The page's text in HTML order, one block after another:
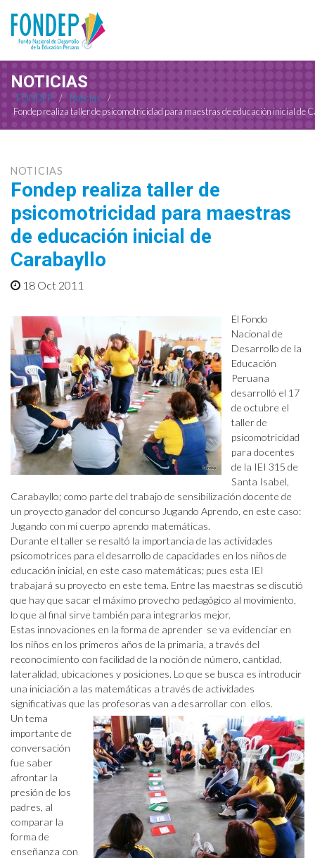
NOTICIAS
FONDEP / Noticias
/
Fondep realiza taller de psicomotricidad para maestras de educación inicial de
NOTICIAS
Fondep realiza taller de
psicomotricidad para maestras
de educación inicial de
Carabayllo
18 Oct 2011
El Fondo
Nacional de
Desarrollo de la
Educación
Peruana
desarrolló el 17
de octubre el
taller de
psicomotricidad
para docentes
de la IEI 315 de
Santa Isabel,
Carabayllo; como parte del trabajo de sensibilización docente de
un proyecto ganador del concurso Jugando Aprendo, en este caso:
Jugando con mi cuerpo aprendo matemáticas.
Durante el taller se resaltó la importancia de las actividades
psicomotrices para el desarrollo de capacidades en los niños de
educación inicial, en este caso matemáticas; pues esta IEI
trabajará su proyecto en este tema. Entre las maestras se discutió
que hay que sacar el máximo provecho pedagógico al movimiento,
lo que al final sirve también para integrarlos mejor.
Estas innovaciones en la forma de aprender se va evidenciar en
los niños en los primeros años de la primaria, a través del
reconocimiento con facilidad de la noción de número, cantidad,
lateralidad, ubicaciones y posiciones. Lo que se busca es introducir
una iniciación a las matemáticas a través de actividades
significativas que las profesoras van a desarrollar con ellos.
Un tema
importante de
conversación
fue saber
afrontar la
presión de los
padres, al
comparar la
forma de
enseñanza con